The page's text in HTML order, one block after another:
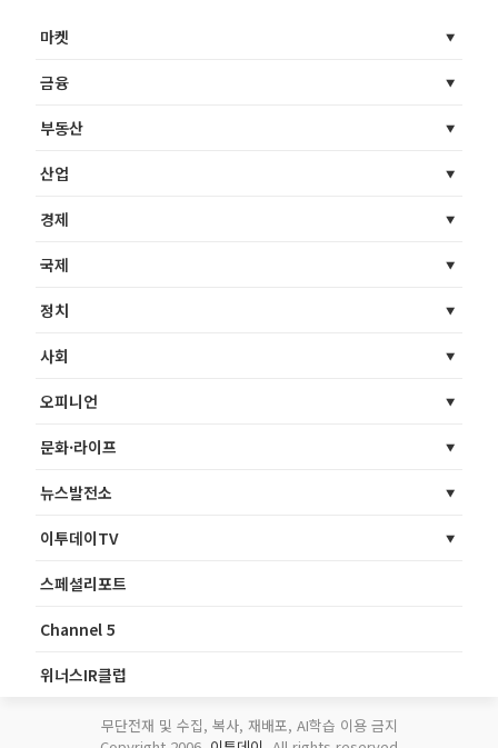
마켓
금융
부동산
산업
경제
국제
정치
사회
오피니언
문화·라이프
뉴스발전소
이투데이TV
스페셜리포트
Channel 5
위너스IR클럽
무단전재 및 수집, 복사, 재배포, AI학습 이용 금지